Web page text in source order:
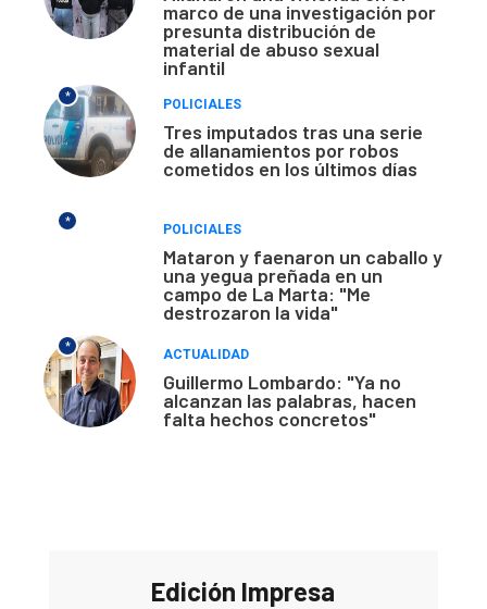
marco de una investigación por
presunta distribución de
material de abuso sexual
infantil
*
POLICIALES
Tres imputados tras una serie
de allanamientos por robos
cometidos en los últimos días
*
POLICIALES
Mataron y faenaron un caballo y
una yegua preñada en un
campo de La Marta: "Me
destrozaron la vida"
*
ACTUALIDAD
Guillermo Lombardo: "Ya no
alcanzan las palabras, hacen
falta hechos concretos"
Edición Impresa